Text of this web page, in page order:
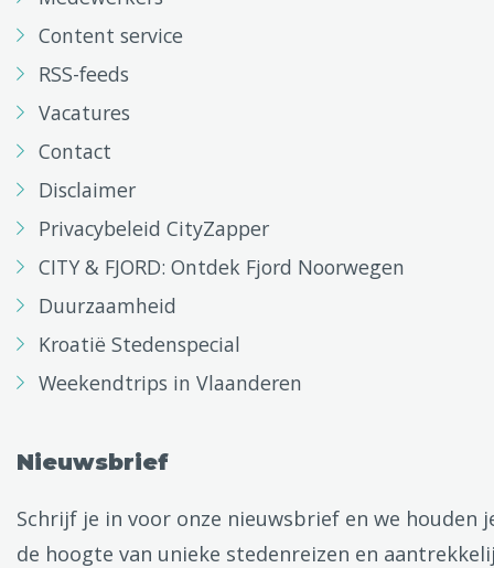
Content service
RSS-feeds
Vacatures
Contact
Disclaimer
Privacybeleid CityZapper
CITY & FJORD: Ontdek Fjord Noorwegen
Duurzaamheid
Kroatië Stedenspecial
Weekendtrips in Vlaanderen
Nieuwsbrief
Schrijf je in voor onze nieuwsbrief en we houden
de hoogte van unieke stedenreizen en